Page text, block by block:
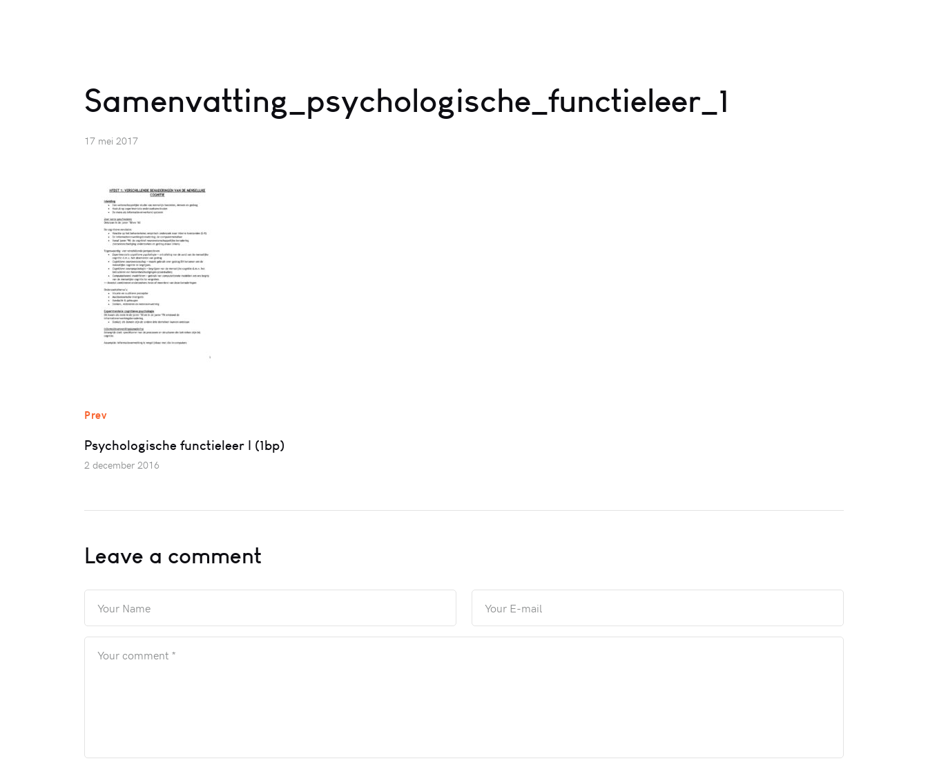
Samenvatting_psychologische_functieleer_1
17 mei 2017
Prev
Psychologische functieleer I (1bp)
2 december 2016
Leave a comment